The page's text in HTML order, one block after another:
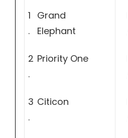
1
.
Grand
Elephant
2
.
Priority One
3
.
Citicon